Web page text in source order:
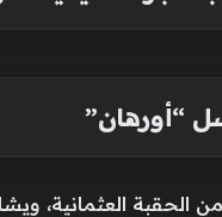
“أورهان”
الحقبة العثمانية،